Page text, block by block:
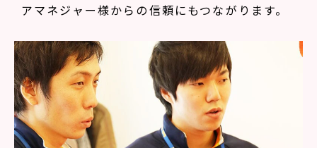
アマネジャー様からの信頼にもつながります。